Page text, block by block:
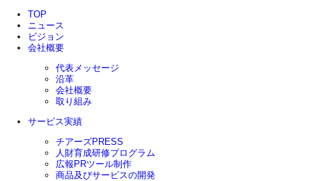
TOP
ニュース
ビジョン
会社概要
代表メッセージ
沿革
会社概要
取り組み
サービス実績
チアーズPRESS
人財育成研修プログラム
広報PRツール制作
商品及びサービスの開発